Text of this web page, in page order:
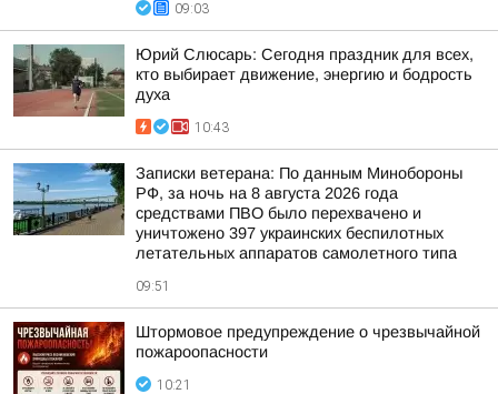
09:03
Юрий Слюсарь: Сегодня праздник для всех,
кто выбирает движение, энергию и бодрость
духа
10:43
Записки ветерана: По данным Минобороны
РФ, за ночь на 8 августа 2026 года
средствами ПВО было перехвачено и
уничтожено 397 украинских беспилотных
летательных аппаратов самолетного типа
09:51
Штормовое предупреждение о чрезвычайной
пожароопасности
10:21